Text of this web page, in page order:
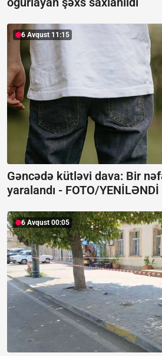
6 Avqust 11:15
Gəncədə kütləvi dava: Bir
yaralandı - FOTO/YENİLƏNDİ
6 Avqust 00:05